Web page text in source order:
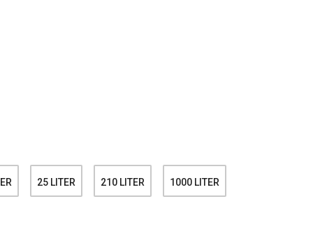
25 LITER 210 LITER 1000 LITER